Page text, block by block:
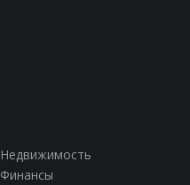
Недвижимость
Финансы